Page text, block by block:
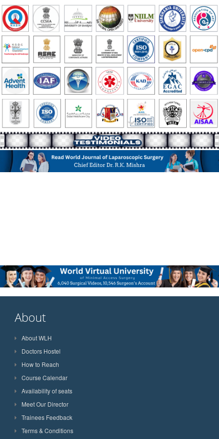
About
About WLH
Doctors Hostel
How to Reach
Course Calendar
Availability of seats
Meet Our Director
Trainees Feedback
Terms & Conditions